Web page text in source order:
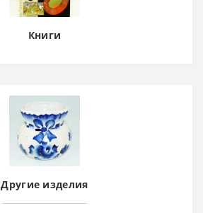
Книги
Другие изделия